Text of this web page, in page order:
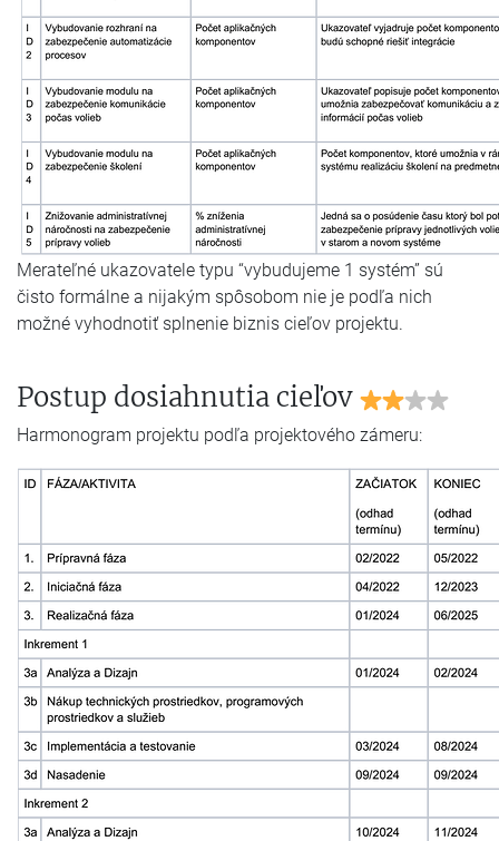
Merateľné ukazovatele typu “vybudujeme 1 systém” sú
čisto formálne a nijakým spôsobom nie je podľa nich
možné vyhodnotiť splnenie biznis cieľov projektu.
Postup dosiahnutia cieľov
Harmonogram projektu podľa projektového zámeru: